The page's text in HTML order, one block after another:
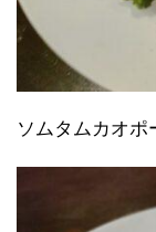
ソムタムカオポ